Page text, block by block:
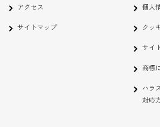
アクセス
サイトマップ
個人
クッ
サイ
商標
ハラ
対応